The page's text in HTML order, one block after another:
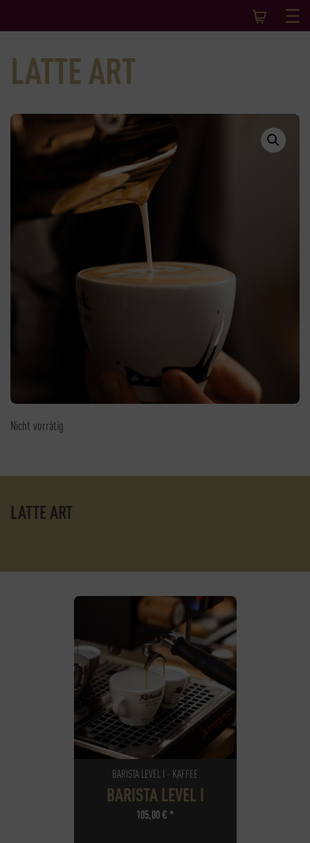
LATTE ART
Nicht vorrätig
LATTE ART
BARISTA LEVEL I - KAFFEE
BARISTA LEVEL I
105,00€ *